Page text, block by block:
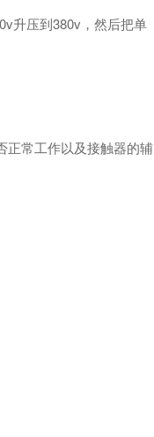
升压到380v，然后把单
常工作以及接触器的辅